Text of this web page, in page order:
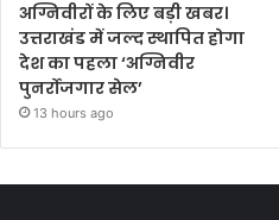
अग्निवीरों के लिए बड़ी खबर।
उत्तराखंड में जल्द स्थापित होगा
देश का पहला ‘अग्निवीर
पुनर्रोजगार सेल’
13 hours ago